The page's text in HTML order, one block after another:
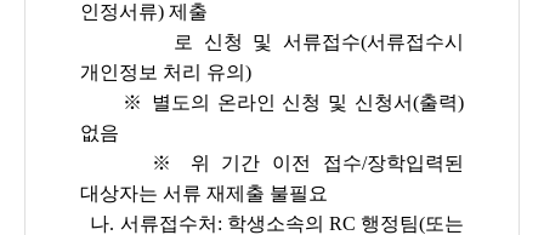
인정서류) 제출
로 신청 및 서류접수(서류접수시
개인정보 처리 유의)
※ 별도의 온라인 신청 및 신청서(출력)
없음
※ 위 기간 이전 접수/장학입력된
대상자는 서류 재제출 불필요
나. 서류접수처: 학생소속의 RC 행정팀(또는